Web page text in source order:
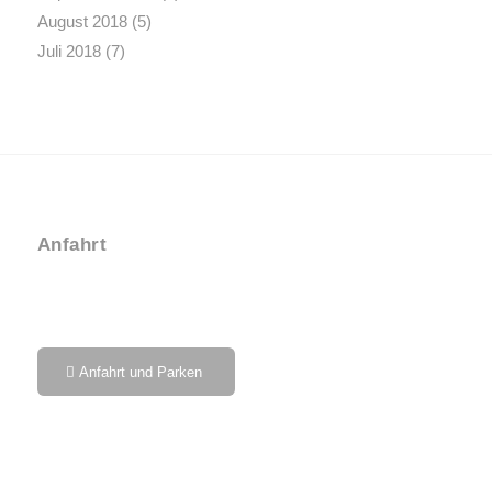
August 2018(5)
Juli 2018(7)
Anfahrt
Anfahrt und Parken